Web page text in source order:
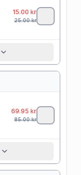
15.00 kr
25.00kr
69.95 kr
85.00kr